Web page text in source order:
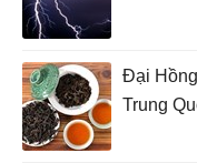
Đại
Trung